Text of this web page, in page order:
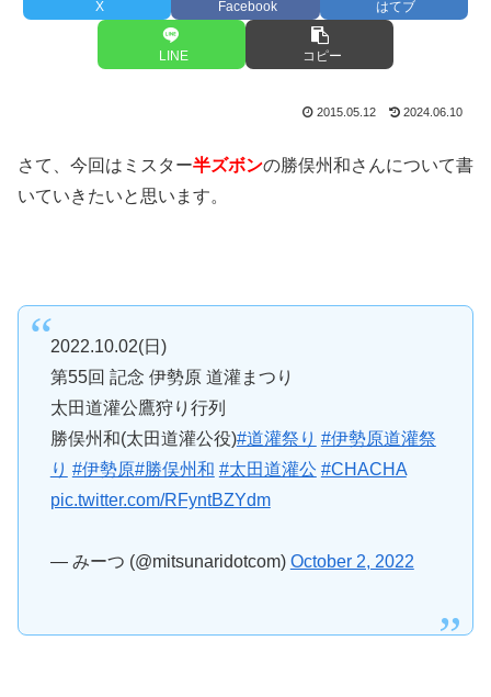
X Facebook はてブ
LINE コピー
2015.05.12 2024.06.10
さて、今回はミスター半ズボンの勝俣州和さんについて書
いていきたいと思います。
2022.10.02(日)
第55回 記念 伊勢原 道灌まつり
太田道灌公鷹狩り行列
勝俣州和(太田道灌公役)#道灌祭り #伊勢原道灌祭
り #伊勢原#勝俣州和 #太田道灌公 #CHACHA
pic.twitter.com/RFyntBZYdm
— みーつ (@mitsunaridotcom) October 2, 2022